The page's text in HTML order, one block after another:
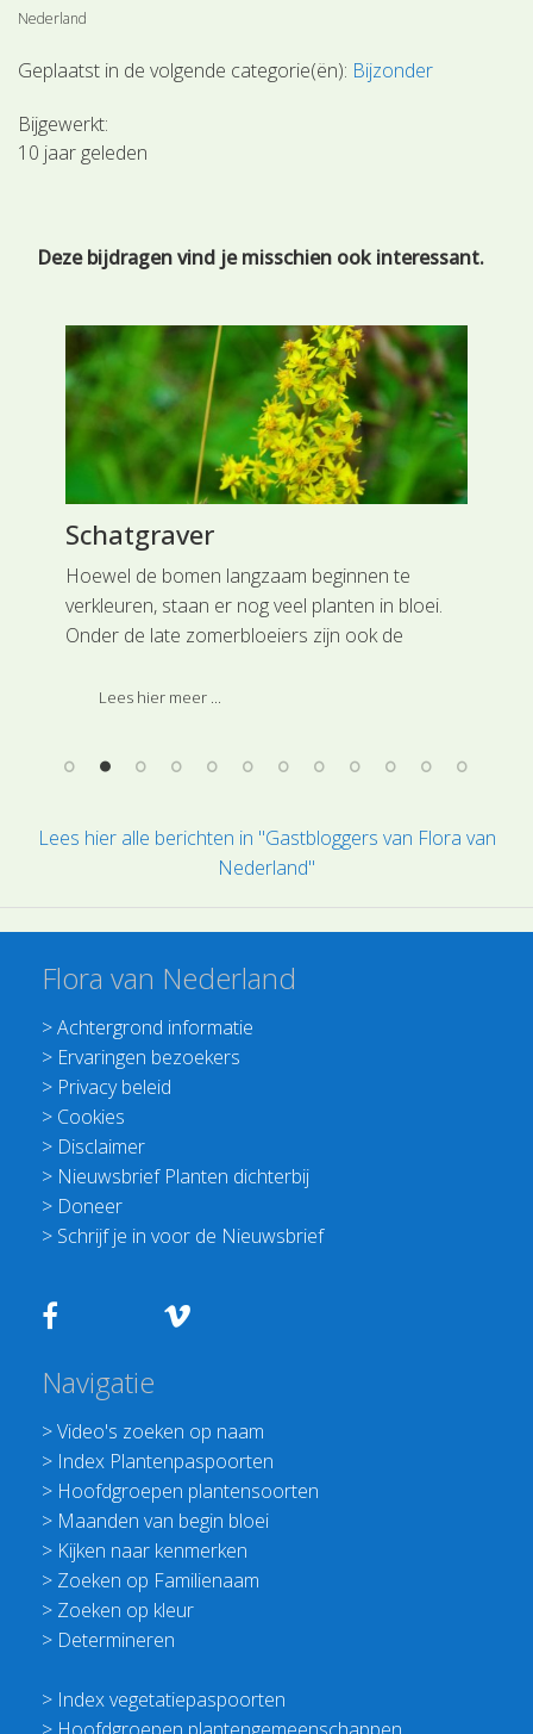
Nederland
Geplaatst in de volgende categorie(ën): Bijzonder
Bijgewerkt:
10 jaar geleden
Deze bijdragen vind je misschien ook interessant.
Schatgraver
Hoewel de bomen langzaam beginnen te
verkleuren, staan er nog veel planten in bloei.
Onder de late zomerbloeiers zijn ook de
Lees hier meer ...
Lees hier alle berichten in "Gastbloggers van Flora van
Nederland"
Flora van Nederland
>Achtergrond informatie
> Ervaringen bezoekers
> Privacy beleid
> Cookies
> Disclaimer
> Nieuwsbrief Planten dichterbij
> Doneer
> Schrijf je in voor de Nieuwsbrief
Navigatie
>Video's zoeken op naam
> Index Plantenpaspoorten
> Hoofdgroepen plantensoorten
> Maanden van begin bloei
> Kijken naar kenmerken
> Zoeken op Familienaam
> Zoeken op kleur
> Determineren
> Index vegetatiepaspoorten